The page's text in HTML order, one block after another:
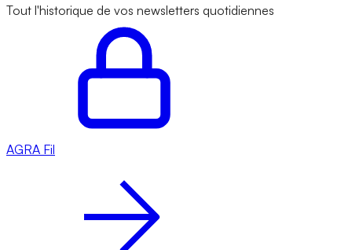
Tout l'historique de vos newsletters quotidiennes
AGRA Fil